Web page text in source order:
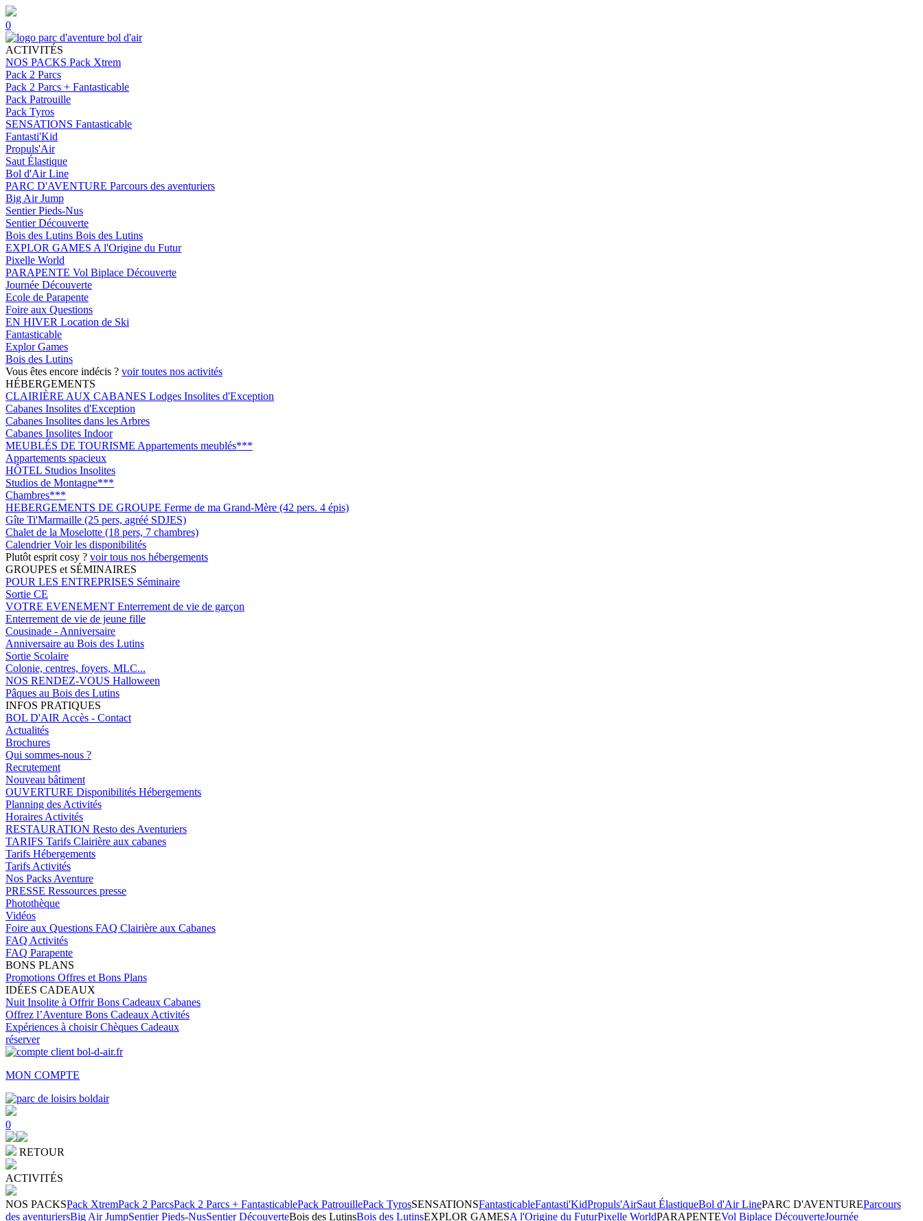
0
ACTIVITÉS
NOS PACKS Pack Xtrem
Pack 2 Parcs
Pack 2 Parcs + Fantasticable
Pack Patrouille
Pack Tyros
SENSATIONS Fantasticable
Fantasti'Kid
Propuls'Air
Saut Élastique
Bol d'Air Line
PARC D'AVENTURE Parcours des aventuriers
Big Air Jump
Sentier Pieds-Nus
Sentier Découverte
Bois des Lutins Bois des Lutins
EXPLOR GAMES A l'Origine du Futur
Pixelle World
PARAPENTE Vol Biplace Découverte
Journée Découverte
Ecole de Parapente
Foire aux Questions
EN HIVER Location de Ski
Fantasticable
Explor Games
Bois des Lutins
Vous êtes encore indécis ? voir toutes nos activités
HÉBERGEMENTS
CLAIRIÈRE AUX CABANES Lodges Insolites d'Exception
Cabanes Insolites d'Exception
Cabanes Insolites dans les Arbres
Cabanes Insolites Indoor
MEUBLÉS DE TOURISME Appartements meublés***
Appartements spacieux
HÔTEL Studios Insolites
Studios de Montagne***
Chambres***
HEBERGEMENTS DE GROUPE Ferme de ma Grand-Mère (42 pers. 4 épis)
Gîte Ti'Marmaille (25 pers, agréé SDJES)
Chalet de la Moselotte (18 pers, 7 chambres)
CalendrierVoir les disponibilités
Plutôt esprit cosy ? voir tous nos hébergements
GROUPES et SÉMINAIRES
POUR LES ENTREPRISES Séminaire
Sortie CE
VOTRE EVENEMENT Enterrement de vie de garçon
Enterrement de vie de jeune fille
Cousinade - Anniversaire
Anniversaire au Bois des Lutins
Sortie Scolaire
Colonie, centres, foyers, MLC...
NOS RENDEZ-VOUS Halloween
Pâques au Bois des Lutins
INFOS PRATIQUES
BOL D'AIR Accès - Contact
Actualités
Brochures
Qui sommes-nous ?
Recrutement
Nouveau bâtiment
OUVERTURE Disponibilités Hébergements
Planning des Activités
Horaires Activités
RESTAURATION Resto des Aventuriers
TARIFS Tarifs Clairière aux cabanes
Tarifs Hébergements
Tarifs Activités
Nos Packs Aventure
PRESSE Ressources presse
Photothèque
Vidéos
Foire aux Questions FAQ Clairière aux Cabanes
FAQ Activités
FAQ Parapente
BONS PLANS
Promotions Offres et Bons Plans
IDÉES CADEAUX
Nuit Insolite à OffrirBons Cadeaux Cabanes
Offrez l’Aventure Bons Cadeaux Activités
Expériences à choisirChèques Cadeaux
réserver
MON COMPTE
0
RETOUR
ACTIVITÉS
NOS PACKSPack XtremPack 2 ParcsPack 2 Parcs + FantasticablePack PatrouillePack TyrosSENSATIONSFantasticableFantasti'KidPropuls'AirSaut ÉlastiqueBol d'Air LinePARC D'AVENTUREParcours
des aventuriersBig Air JumpSentier Pieds-NusSentier DécouverteBois des LutinsBois des LutinsEXPLOR GAMESA l'Origine du FuturPixelle WorldPARAPENTEVol Biplace DécouverteJournée